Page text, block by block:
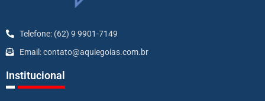
Telefone: (62) 9 9901-7149
Email: contato@aquiegoias.com.br
Institucional